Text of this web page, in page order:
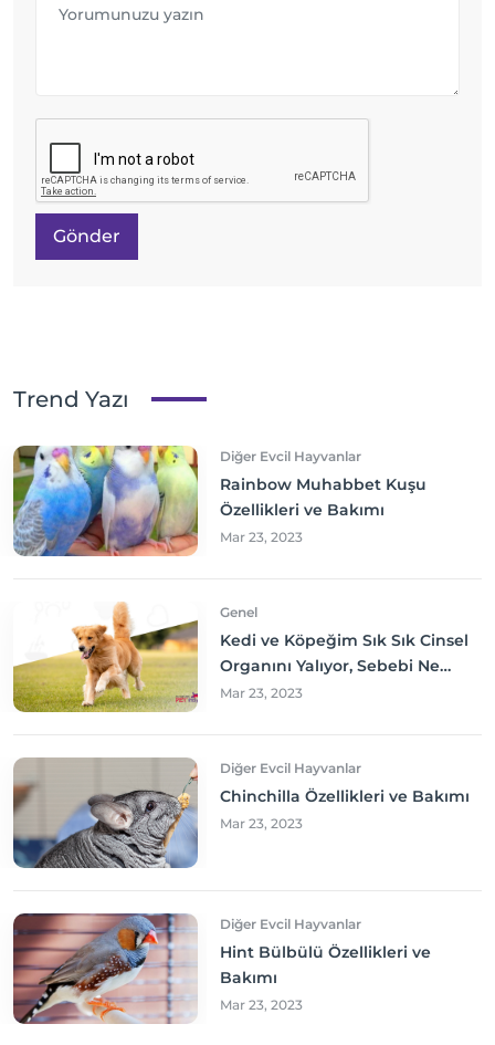
Gönder
Trend Yazı
Diğer Evcil Hayvanlar
Rainbow Muhabbet Kuşu
Özellikleri ve Bakımı
Mar 23, 2023
Genel
Kedi ve Köpeğim Sık Sık Cinsel
Organını Yalıyor, Sebebi Ne
Olabilir? Neler yapmalıyım?
Mar 23, 2023
Diğer Evcil Hayvanlar
Chinchilla Özellikleri ve Bakımı
Mar 23, 2023
Diğer Evcil Hayvanlar
Hint Bülbülü Özellikleri ve
Bakımı
Mar 23, 2023